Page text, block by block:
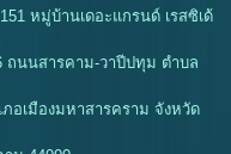
หมู่บ้านเดอะแกรนด์ เรสซิเด้
ถนนสารคาม-วาปีปทุม ตำบล
ภอเมืองมหาสารคราม จังหวัด